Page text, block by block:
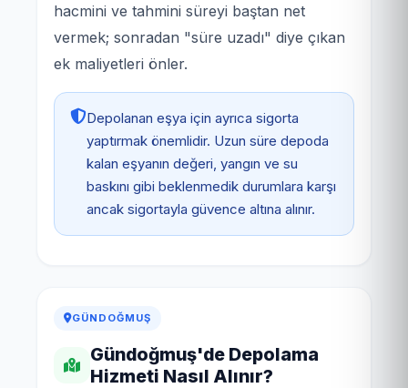
hacmini ve tahmini süreyi baştan net
vermek; sonradan "süre uzadı" diye çıkan
ek maliyetleri önler.
Depolanan eşya için ayrıca sigorta
yaptırmak önemlidir. Uzun süre depoda
kalan eşyanın değeri, yangın ve su
baskını gibi beklenmedik durumlara karşı
ancak sigortayla güvence altına alınır.
GÜNDOĞMUŞ
Gündoğmuş'de Depolama
Hizmeti Nasıl Alınır?